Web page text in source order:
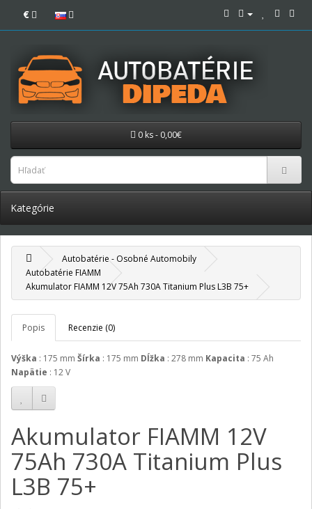
€
0 ks - 0,00€
Kategórie
Autobatérie - Osobné Automobily
Autobatérie FIAMM
Akumulator FIAMM 12V 75Ah 730A Titanium Plus L3B 75+
Popis Recenzie (0)
Výška : 175 mm Šírka : 175 mm Dĺžka : 278 mm Kapacita : 75 Ah
Napätie : 12 V
Akumulator FIAMM 12V
75Ah 730A Titanium Plus
L3B 75+